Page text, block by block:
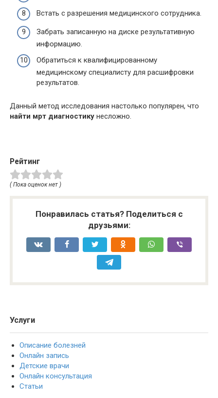
Встать с разрешения медицинского сотрудника.
Забрать записанную на диске результативную
информацию.
Обратиться к квалифицированному
медицинскому специалисту для расшифровки
результатов.
Данный метод исследования настолько популярен, что
найти мрт диагностику несложно.
Рейтинг
( Пока оценок нет )
Понравилась статья? Поделиться с
друзьями:
Услуги
Описание болезней
Онлайн запись
Детские врачи
Онлайн консультация
Статьи